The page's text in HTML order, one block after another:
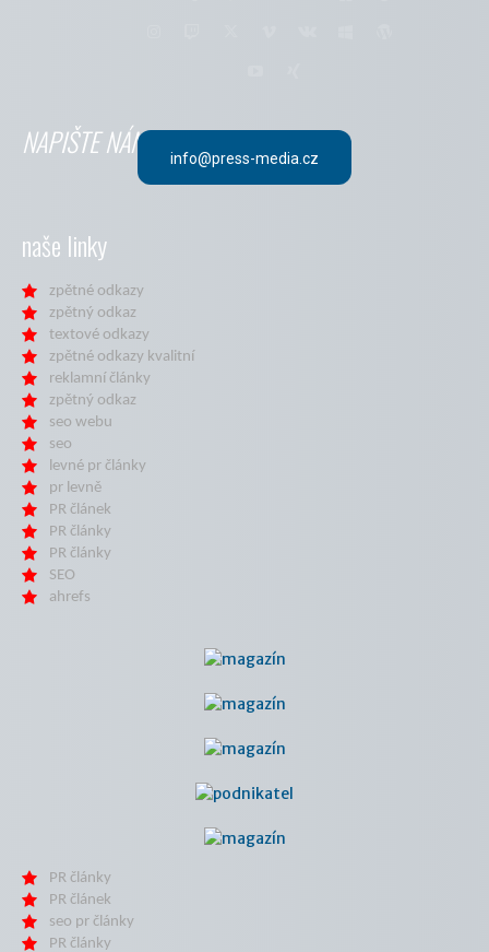
NAPIŠTE NÁM info@press-media.cz
naše linky
zpětné odkazy
zpětný odkaz
textové odkazy
zpětné odkazy kvalitní
reklamní články
zpětný odkaz
seo webu
seo
levné pr články
pr levně
PR článek
PR články
PR články
SEO
ahrefs
PR články
PR článek
seo pr články
PR články